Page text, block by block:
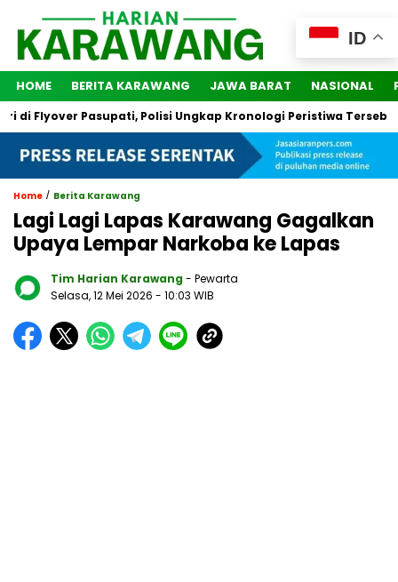
HOME BERITA KARAWANG JAWA BARAT NASIONAL
Pasupati, Polisi Ungkap Kronologi Peristiwa Tersebut
Home / Berita Karawang
Lagi Lagi Lapas Karawang Gagalkan
Upaya Lempar Narkoba ke Lapas
Tim Harian Karawang - Pewarta
Selasa, 12 Mei 2026 - 10:03 WIB
ID